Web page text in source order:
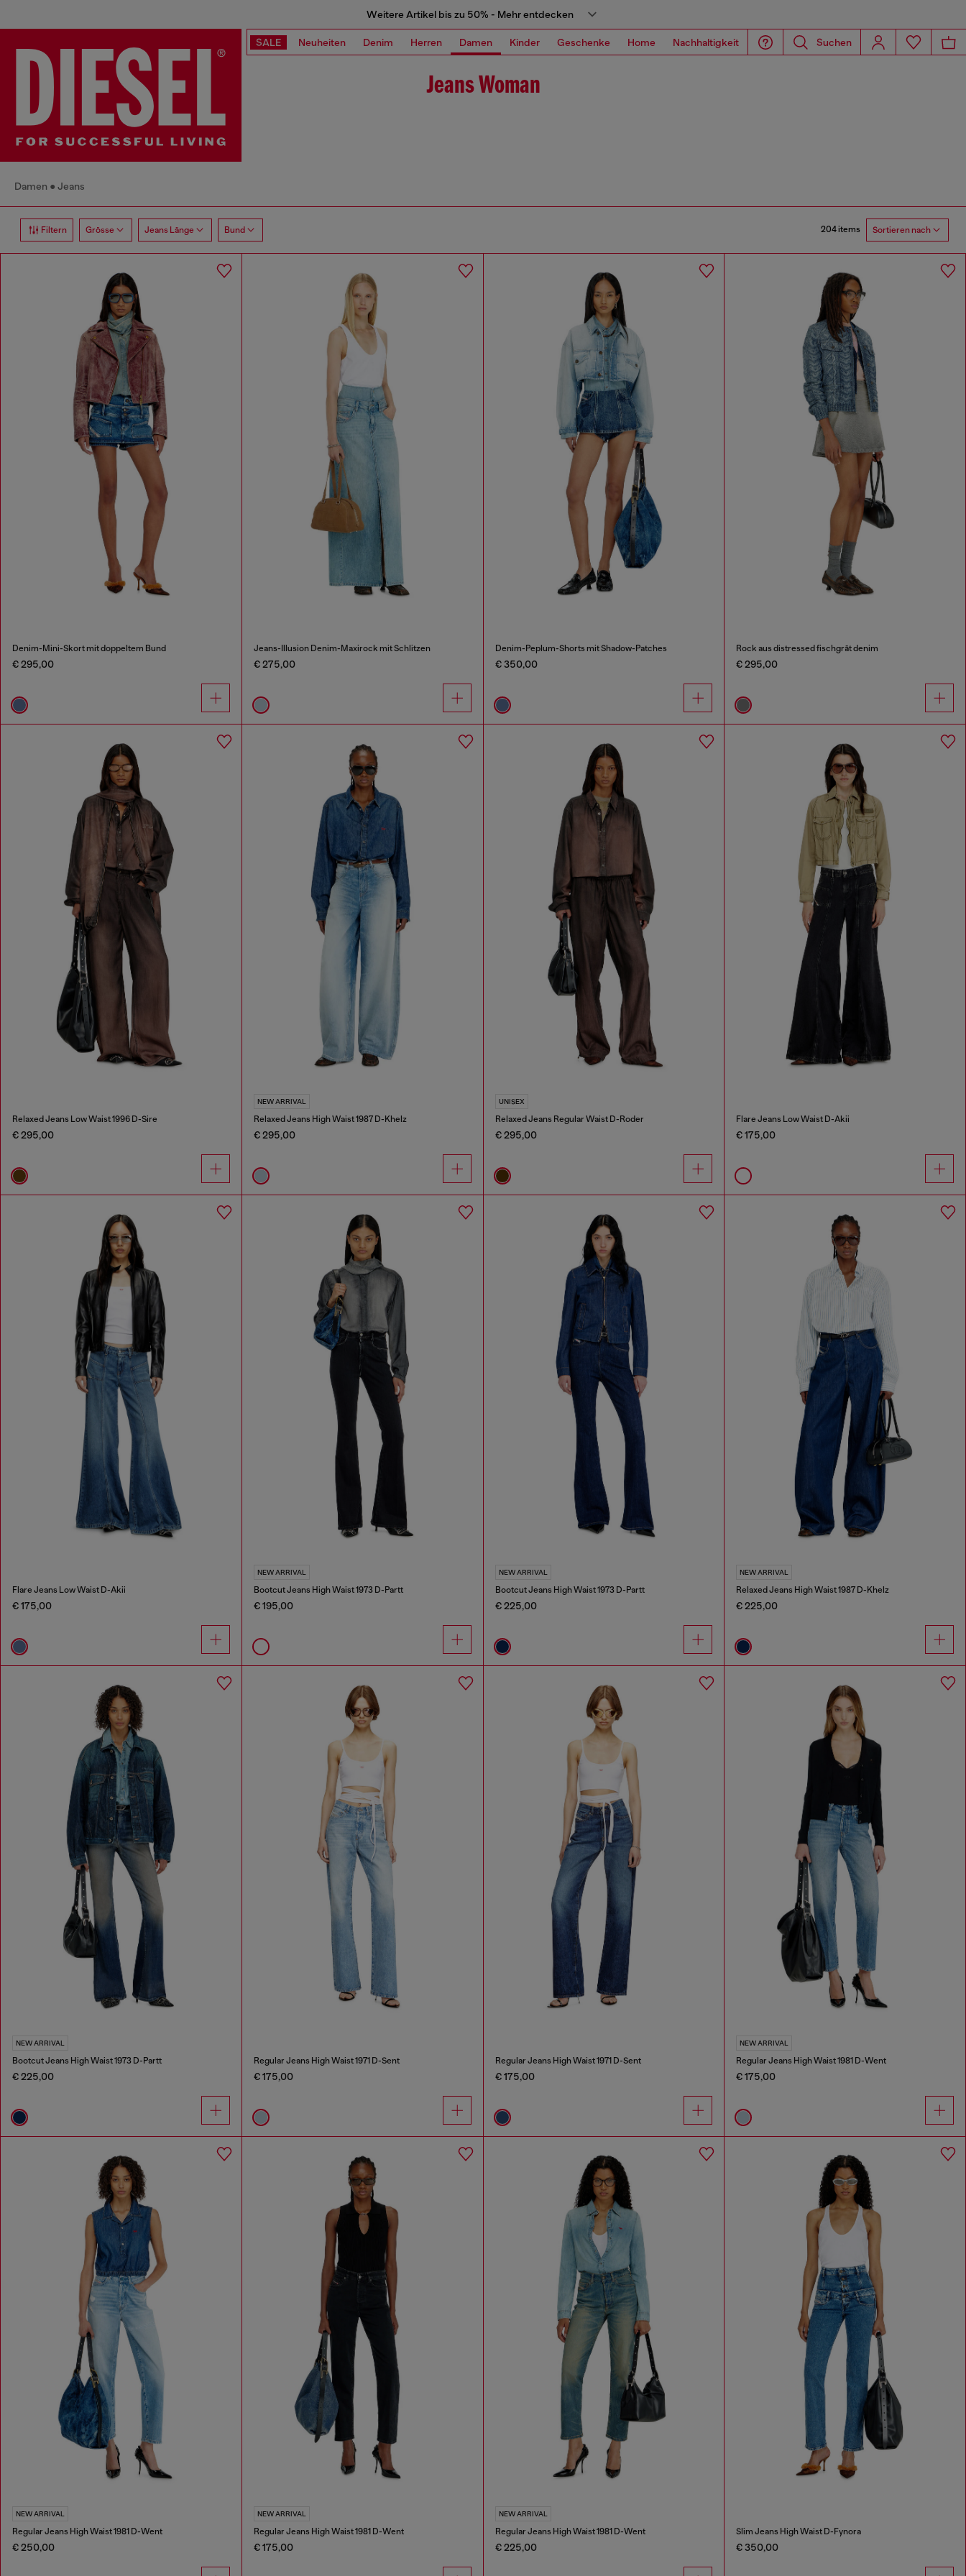
Weitere Artikel bis zu 50% - Mehr entdecken
SALE Neuheiten Denim Herren Damen Kinder Geschenke Home Nachhaltigkeit Suchen
Jeans Woman
Damen Jeans
Filtern Grösse Jeans Länge Bund 204 items Sortieren nach
Denim-Mini-Skort mit doppeltem Bund
€ 295,00
Jeans-Illusion Denim-Maxirock mit Schlitzen
€ 275,00
Denim-Peplum-Shorts mit Shadow-Patches
€ 350,00
Rock aus distressed fischgrät denim
€ 295,00
Relaxed Jeans Low Waist 1996 D-Sire
€ 295,00
NEW ARRIVAL
Relaxed Jeans High Waist 1987 D-Khelz
€ 295,00
UNISEX
Relaxed Jeans Regular Waist D-Roder
€ 295,00
Flare Jeans Low Waist D-Akii
€ 175,00
Flare Jeans Low Waist D-Akii
€ 175,00
NEW ARRIVAL
Bootcut Jeans High Waist 1973 D-Partt
€ 195,00
NEW ARRIVAL
Bootcut Jeans High Waist 1973 D-Partt
€ 225,00
NEW ARRIVAL
Relaxed Jeans High Waist 1987 D-Khelz
€ 225,00
NEW ARRIVAL
Bootcut Jeans High Waist 1973 D-Partt
€ 225,00
Regular Jeans High Waist 1971 D-Sent
€ 175,00
Regular Jeans High Waist 1971 D-Sent
€ 175,00
NEW ARRIVAL
Regular Jeans High Waist 1981 D-Went
€ 175,00
NEW ARRIVAL
Regular Jeans High Waist 1981 D-Went
€ 250,00
NEW ARRIVAL
Regular Jeans High Waist 1981 D-Went
€ 175,00
NEW ARRIVAL
Regular Jeans High Waist 1981 D-Went
€ 225,00
Slim Jeans High Waist D-Fynora
€ 350,00